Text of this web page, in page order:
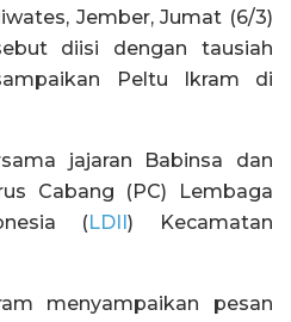
Jember, Jumat (6/3)
diisi dengan tausiah
Peltu Ikram di
jajaran Babinsa dan
Cabang (PC) Lembaga
(LDII) Kecamatan
menyampaikan pesan